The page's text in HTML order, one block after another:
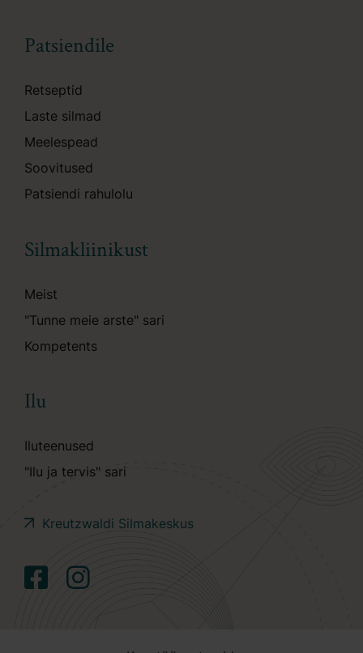
Patsiendile
Retseptid
Laste silmad
Meelespead
Soovitused
Patsiendi rahulolu
Silmakliinikust
Meist
"Tunne meie arste" sari
Kompetents
Ilu
Iluteenused
"Ilu ja tervis" sari
Kreutzwaldi Silmakeskus